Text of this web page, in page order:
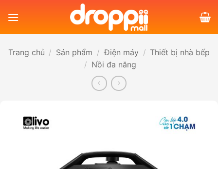
qua
Trang chủ / Sản phẩm / Điện máy / Thiết bị nhà bếp
/ Nồi đa năng